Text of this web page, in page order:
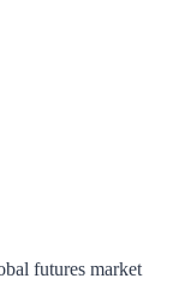
futures market